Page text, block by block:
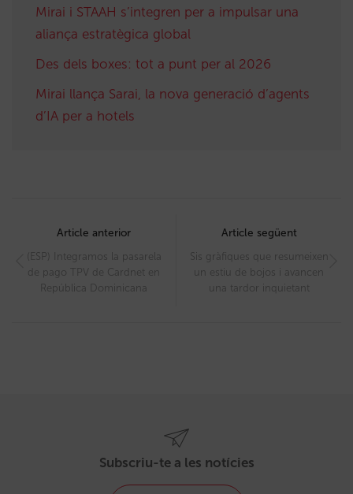
Mirai i STAAH s’integren per a impulsar una
aliança estratègica global
Des dels boxes: tot a punt per al 2026
Mirai llança Sarai, la nova generació d’agents
d’IA per a hotels
navigation
Article anterior
(ESP) Integramos la pasarela
de pago TPV de Cardnet en
República Dominicana
Article següent
Sis gràfiques que resumeixen
un estiu de bojos i avancen
una tardor inquietant
Subscriu-te a les notícies